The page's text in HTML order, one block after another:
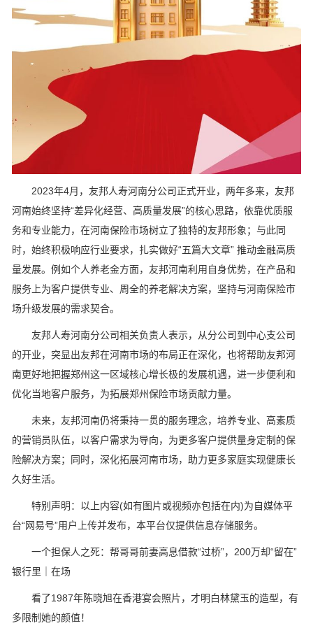
2023年4月，友邦人寿河南分公司正式开业，两年多来，友邦
河南始终坚持“差异化经营、高质量发展”的核心思路，依靠优质服
务和专业能力，在河南保险市场树立了独特的友邦形象；与此同
时，始终积极响应行业要求，扎实做好“五篇大文章” 推动金融高质
量发展。例如个人养老金方面，友邦河南利用自身优势，在产品和
服务上为客户提供专业、周全的养老解决方案，坚持与河南保险市
场升级发展的需求契合。
友邦人寿河南分公司相关负责人表示，从分公司到中心支公司
的开业，突显出友邦在河南市场的布局正在深化，也将帮助友邦河
南更好地把握郑州这一区域核心增长极的发展机遇，进一步便利和
优化当地客户服务，为拓展郑州保险市场贡献力量。
未来，友邦河南仍将秉持一贯的服务理念，培养专业、高素质
的营销员队伍，以客户需求为导向，为更多客户提供量身定制的保
险解决方案；同时，深化拓展河南市场，助力更多家庭实现健康长
久好生活。
特别声明：以上内容(如有图片或视频亦包括在内)为自媒体平
台“网易号”用户上传并发布，本平台仅提供信息存储服务。
一个担保人之死：帮哥哥前妻高息借款“过桥”，200万却“留在”
银行里｜在场
看了1987年陈晓旭在香港宴会照片，才明白林黛玉的造型，有
多限制她的颜值！